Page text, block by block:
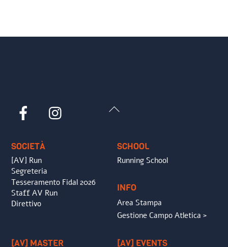
Back
Facebook
SOCIETÀ
[AV] Run
Segreteria
Tesseramento Fidal 2026
Staff AV Run
Direttivo
SCHOOL
Running School
INFO
Area Stampa
Gestione Campo Atletica >
[AV] MASTER [AV] EVENTS